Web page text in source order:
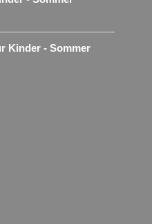
Kinder - Sommer